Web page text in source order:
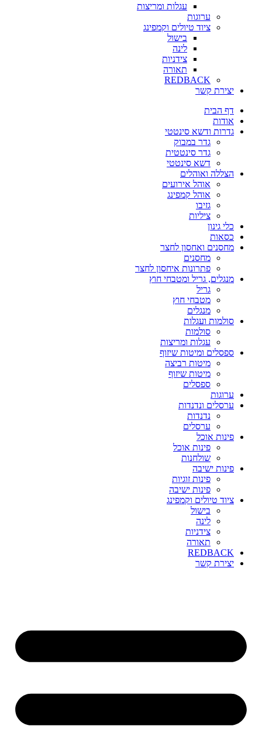
עגלות ומריצות
ערוגות
ציוד טיולים וקמפינג
בישול
לינה
צידניות
תאורה
REDBACK
יצירת קשר
דף הבית
אודות
גדרות ודשא סינטטי
גדר במבוק
גדר סינטטית
דשא סינטטי
הצללה ואוהלים
אוהל אירועים
אוהל קמפינג
גזיבו
ציליות
כלי גינון
כסאות
מחסנים ואחסון לחצר
מחסנים
פתרונות איחסון לחצר
מנגלים, גריל ומטבחי חוץ
גריל
מטבחי חוץ
מנגלים
סולמות ועגלות
סולמות
עגלות ומריצות
ספסלים ומיטות שיזוף
מיטות רביצה
מיטות שיזוף
ספסלים
ערוגות
ערסלים ונדנדות
נדנדות
ערסלים
פינות אוכל
פינות אוכל
שולחנות
פינות ישיבה
פינות זוגיות
פינות ישיבה
ציוד טיולים וקמפינג
בישול
לינה
צידניות
תאורה
REDBACK
יצירת קשר